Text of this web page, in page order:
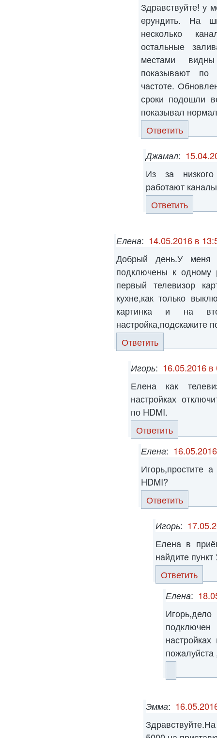
Здравствуйте! у
ерундить. На
несколько
остальные
местами
показывают по
частоте.
сроки подошли
показывал
Ответить
Джамал:
Из за
работают
Ответить
Елена: 14.05.2016 в
Добрый день.У меня
подключены к одному
первый телевизор
кухне,как только
картинка и на
настройка,подскажите
Ответить
Игорь: 16.05.2016 в
Елена как
настройках
по HDMI.
Ответить
Елена:
Игорь,простите
HDMI?
Ответить
Игорь:
Елена в
найдите
Ответить
Елена:
пожалуйста
Эмма: